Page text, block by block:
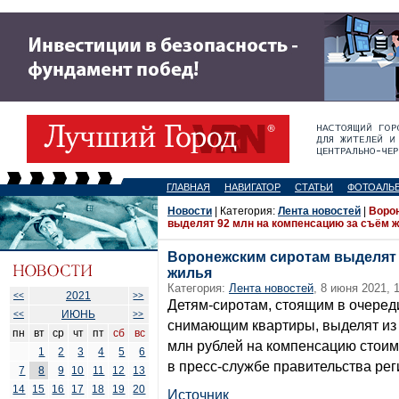
ГЛАВНАЯ НАВИГАТОР СТАТЬИ
<< 2021
>>
<<
ИЮНЬ >>
пн вт ср чт пт сб
вс
1
2 3 4 5
6
7
8 9 10 11 12
13
14
15 16 17 18 19 20
Новости | Категория: Лента новостей
выделят 92 млн на компенсацию за съём
Воронежским сиротам
жилья
Категория: Лента новостей, 8 июня 2021,
Детям-сиротам, стоящим в
снимающим квартиры, выделят
млн рублей на компенсацию
в пресс-службе правительства
Источник